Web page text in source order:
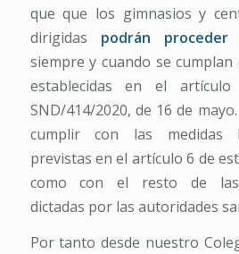
que que los gimnasios y
dirigidas podrán
siempre y cuando se cumplan
establecidas en el
SND/414/2020, de 16 de
cumplir con las medidas
previstas en el artículo 6 de
como con el resto de las
dictadas por las autoridades
Por tanto desde nuestro